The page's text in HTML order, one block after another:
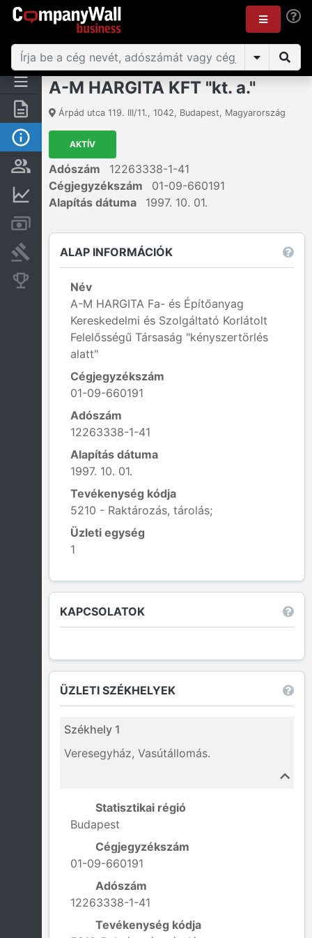
Összegzés
Alap információk
Személyek és tulajdonjog
Pénzügyi információk
Bírósági eljárások
Konkurens cégek
A-M HARGITA KFT "kt. a."
Árpád utca 119. III/11., 1042, Budapest, Magyarország
AKTÍV
Adószám
12263338-1-41
Cégjegyzékszám
01-09-660191
Alapítás dátuma
1997. 10. 01.
ALAP INFORMÁCIÓK
Név
A-M HARGITA Fa- és Építőanyag
Kereskedelmi és Szolgáltató Korlátolt
Felelősségű Társaság "kényszertörlés
alatt"
Cégjegyzékszám
01-09-660191
Adószám
12263338-1-41
Alapítás dátuma
1997. 10. 01.
Tevékenység kódja
5210 - Raktározás, tárolás;
Üzleti egység
1
KAPCSOLATOK
ÜZLETI SZÉKHELYEK
Székhely 1
Veresegyház, Vasútállomás.
Statisztikai régió
Budapest
Cégjegyzékszám
01-09-660191
Adószám
12263338-1-41
Tevékenység kódja